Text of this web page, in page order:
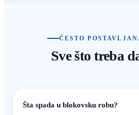
ČESTO
Sve što treba
Šta spada u blokovsku robu?